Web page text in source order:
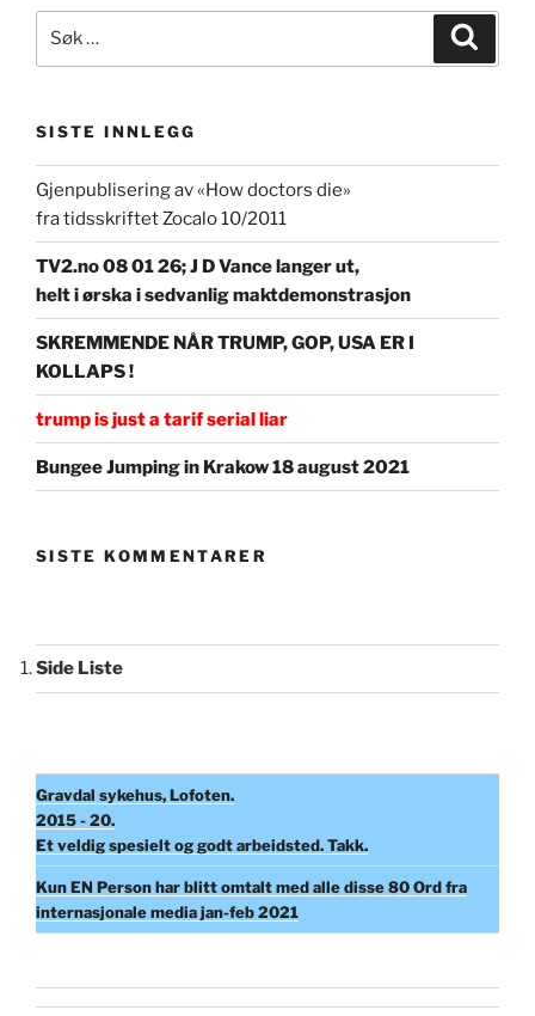
etter:
SISTE INNLEGG
Gjenpublisering av «How doctors die»
fra tidsskriftet Zocalo 10/2011
TV2.no 08 01 26; J D Vance langer ut,
helt i ørska i sedvanlig maktdemonstrasjon
SKREMMENDE NÅR TRUMP, GOP, USA ER I
KOLLAPS !
trump is just a tarif serial liar
Bungee Jumping in Krakow 18 august 2021
SISTE KOMMENTARER
Side Liste
Gravdal sykehus, Lofoten.
2015 - 20.
Et veldig spesielt og godt arbeidsted. Takk.
Kun EN Person har blitt omtalt med alle disse 80 Ord fra
internasjonale media jan-feb 2021